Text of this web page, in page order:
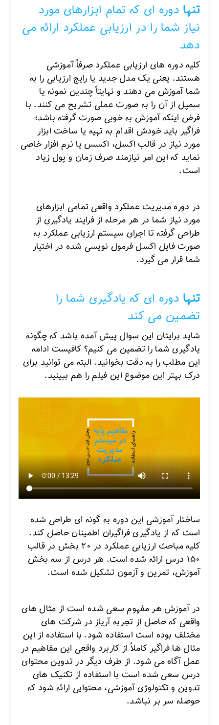
تنها دوره ای که تمام ابزارهای مورد
نیاز شما را در ارزیابی عملکرد ارائه می
دهد
کلیه دوره های ارزیابی عملکرد صرفاً آموزشی
هستند. یعنی یک مدل جدید یا رایج ارزیابی را به
شما آموزش می دهند و نهایتاً چندین نمونه یا
سمپل از آن را به صورت عملی تشریح می کنند. با
فرض اینکه آموزش به خوبی صورت گرفته باشد؛
فراگیر باید خودش اقدام به تهیه یا ساخت ابزار
مورد نیاز در قالب اکسل، اکسس یا نرم افزار خاصی
نماید که این امر نیازمند صرف زمان و پول زیاد
است.
در دوره مدیریت عملکرد واقعی تمامی ابزارهای
مورد نیاز شما در هر مرحله از فرایند یادگیری از
طراحی گرفته تا اجرای سیستم ارزیابی عملکرد به
صورت فایل اکسل فرمول نویسی شده در اختیار
شما قرار می گیرد.
تنها دوره ای که یادگیری شما را
تضمین می کند
شاید برایتان این سوال پیش آمده باشد که چگونه
یادگیری شما را تضمین می کنیم؟ کافیست ادامه
این مطلب را به دقت بخوانید. البته می توانید برای
درک بهتر این موضوع این فیلم را هم ببینید.
ساختار آموزشی این دوره به گونه ای طراحی شده
است که از یادگیری فراگیران اطمینان حاصل کند.
کلیه مباحث ارزیابی عملکرد در ۲۰ بخش در قالب
۱۵۰ درس ارائه شده است.
هر درس از سه بخش
آموزش، تمرین و آزمون تشکیل شده است.
در آموزش هر مفهوم سعی شده است از مثال های
واقعی که حاصل از تجربه آریاز در شرکت های
مختلف بوده است استفاده شود. با استفاده از این
مثال ها فراگیر کاملاً از کاربرد واقعی این مفاهیم در
عمل آگاه می شود. از طرف دیگر در تدوین محتوای
درس سعی شده است با استفاده از تکنیک های
تدوین و تکنولوژی آموزشی، محتوایی ارائه شود که
حوصله سر بر نباشد.